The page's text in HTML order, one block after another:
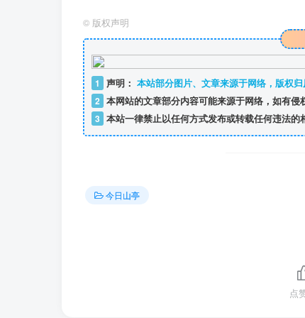
© 版权声明
1 声明： 本站部分图片、文章来源于网络，版权
2 本网站的文章部分内容可能来源于网络，如有侵
3 本站一律禁止以任何方式发布或转载任何违法
今日山亭
点